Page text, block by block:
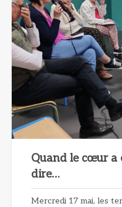
Quand le cœur a
dire…
Mercredi 17 mai, les